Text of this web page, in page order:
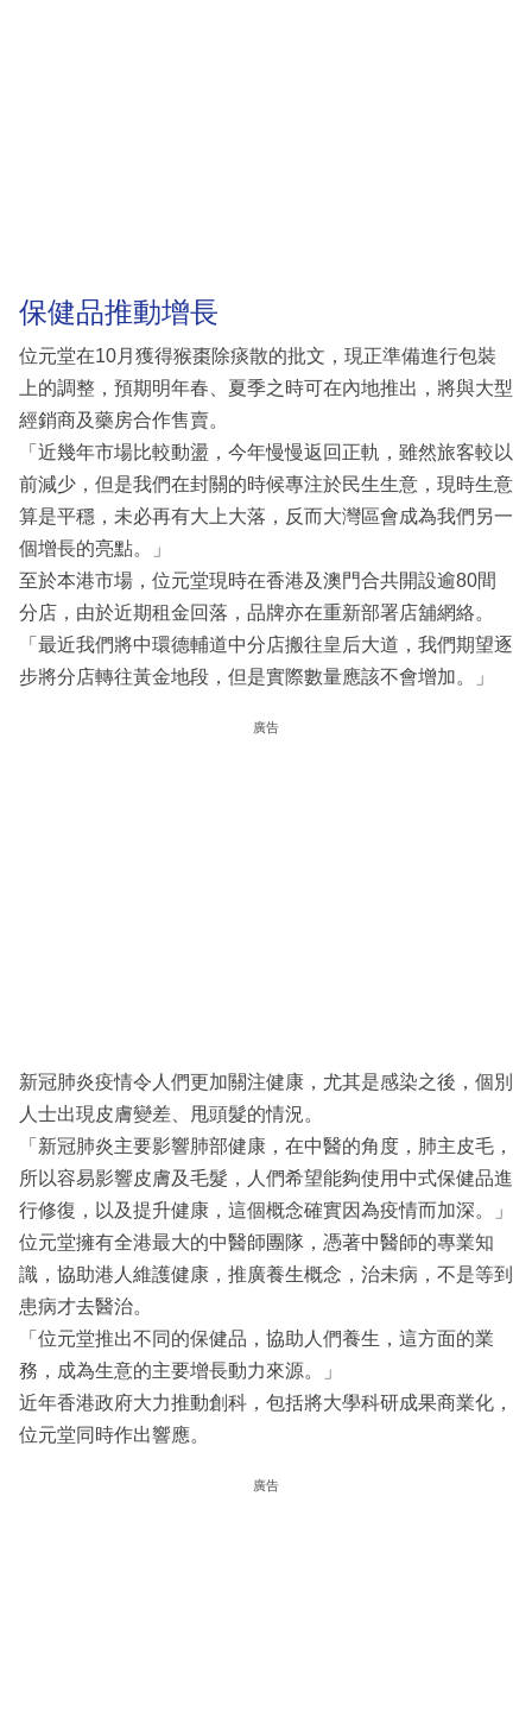
保健品推動增長
位元堂在10月獲得猴棗除痰散的批文，現正準備進行包裝
上的調整，預期明年春、夏季之時可在內地推出，將與大型
經銷商及藥房合作售賣。
「近幾年市場比較動盪，今年慢慢返回正軌，雖然旅客較以
前減少，但是我們在封關的時候專注於民生生意，現時生意
算是平穩，未必再有大上大落，反而大灣區會成為我們另一
個增長的亮點。」
至於本港市場，位元堂現時在香港及澳門合共開設逾80間
分店，由於近期租金回落，品牌亦在重新部署店舖網絡。
「最近我們將中環德輔道中分店搬往皇后大道，我們期望逐
步將分店轉往黃金地段，但是實際數量應該不會增加。」
廣告
新冠肺炎疫情令人們更加關注健康，尤其是感染之後，個別
人士出現皮膚變差、甩頭髮的情況。
「新冠肺炎主要影響肺部健康，在中醫的角度，肺主皮毛，
所以容易影響皮膚及毛髮，人們希望能夠使用中式保健品進
行修復，以及提升健康，這個概念確實因為疫情而加深。」
位元堂擁有全港最大的中醫師團隊，憑著中醫師的專業知
識，協助港人維護健康，推廣養生概念，治未病，不是等到
患病才去醫治。
「位元堂推出不同的保健品，協助人們養生，這方面的業
務，成為生意的主要增長動力來源。」
近年香港政府大力推動創科，包括將大學科研成果商業化，
位元堂同時作出響應。
廣告